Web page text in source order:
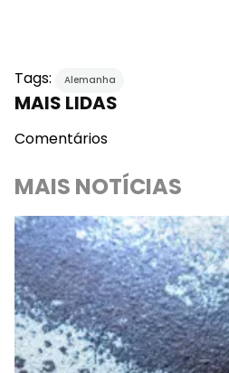
Tags: Alemanha
MAIS LIDAS
Comentários
MAIS NOTÍCIAS